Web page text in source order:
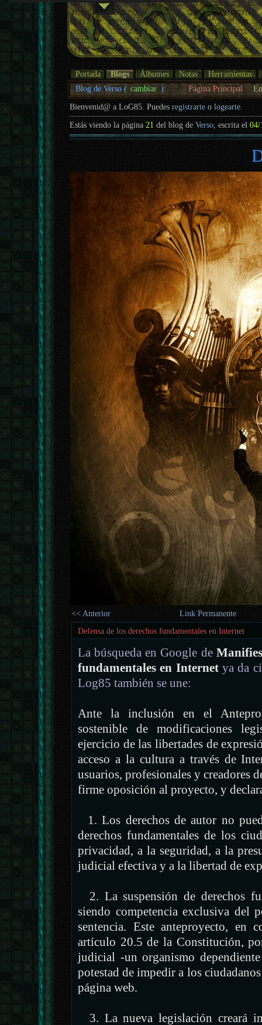
Portada Blogs Álbumes Notas
Herramientas
Blog de Verso ( cambiar ): Página Principal
Bienvenid@ a LoG85. Puedesregistrarte ologearte.
Estás viendo la página 21 del blog deVerso , escrita el04/
<< Anterior
Link Permanente
Defensa de los derechos fundamentales en Internet
La búsqueda en Google de
fundamentales en Internetya da
Log85 también se une:
Ante la inclusión en el
sostenible de modificaciones
ejercicio de las libertades de
acceso a la cultura a través de
usuarios, profesionales y creadores
firme oposición al proyecto, y
1. Los derechos de autor no
derechos fundamentales de los
privacidad, a la seguridad, a la
judicial efectiva y a la libertad de
2. La suspensión de derechos
siendo competencia exclusiva
sentencia. Este anteproyecto, en
artículo 20.5 de la Constitución,
judicial -un organismo
potestad de impedir a los
página web.
3. La nueva legislación creará